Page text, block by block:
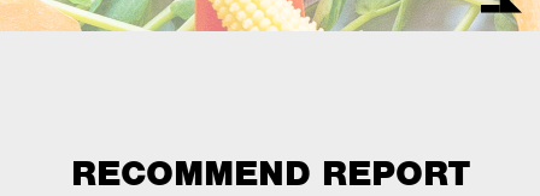
RECOMMEND REPORT